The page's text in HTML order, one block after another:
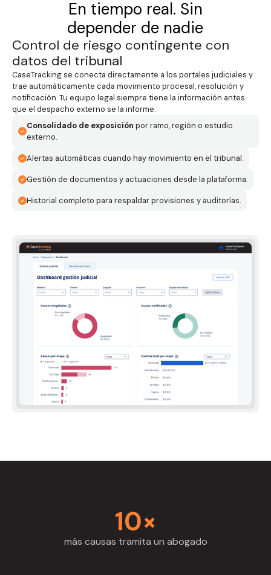
En tiempo real. Sin
depender de nadie
Control de riesgo contingente con
datos del tribunal
CaseTracking se conecta directamente a los portales judiciales y
trae automáticamente cada movimiento procesal, resolución y
notificación. Tu equipo legal siempre tiene la información antes
que el despacho externo se la informe.
Consolidado de exposición por ramo, región o estudio
externo.
Alertas automáticas cuando hay movimiento en el tribunal.
Gestión de documentos y actuaciones desde la plataforma.
Historial completo para respaldar provisiones y auditorías.
10×
más causas tramita un abogado